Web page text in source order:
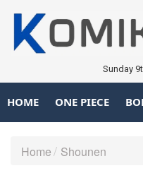
Sunday
HOME ONE PIECE
Home Shounen